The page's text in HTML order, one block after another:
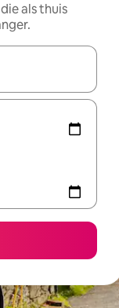
als thuis
zijn, maak je een